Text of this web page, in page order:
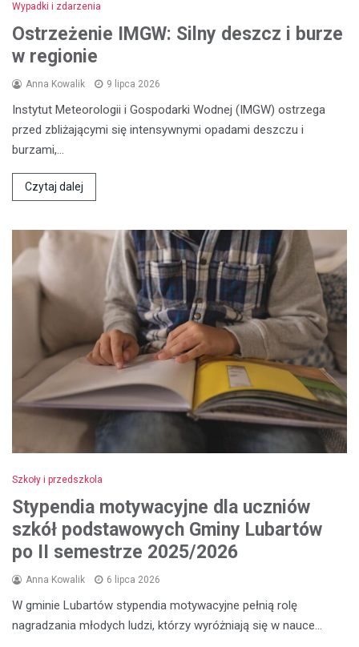
Wypadki i zdarzenia
Ostrzeżenie IMGW: Silny deszcz i burze
w regionie
Anna Kowalik 9 lipca 2026
Instytut Meteorologii i Gospodarki Wodnej (IMGW) ostrzega
przed zbliżającymi się intensywnymi opadami deszczu i
burzami,…
Czytaj dalej
Szkoły i przedszkola
Stypendia motywacyjne dla uczniów
szkół podstawowych Gminy Lubartów
po II semestrze 2025/2026
Anna Kowalik 6 lipca 2026
W gminie Lubartów stypendia motywacyjne pełnią rolę
nagradzania młodych ludzi, którzy wyróżniają się w nauce…